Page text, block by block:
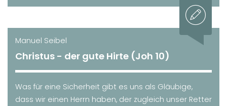
Manuel Seibel
Christus - der gute Hirte (Joh 10)
Was für eine Sicherheit gibt es uns als Gläubige,
dass wir einen Herrn haben, der zugleich unser Retter